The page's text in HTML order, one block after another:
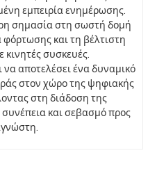
εμπειρία ενημέρωσης.
σημασία στη σωστή δομή
και τη βέλτιστη
κινητές συσκευές.
να αποτελέσει ένα δυναμικό
στον χώρο της ψηφιακής
στη διάδοση της
και σεβασμό προς